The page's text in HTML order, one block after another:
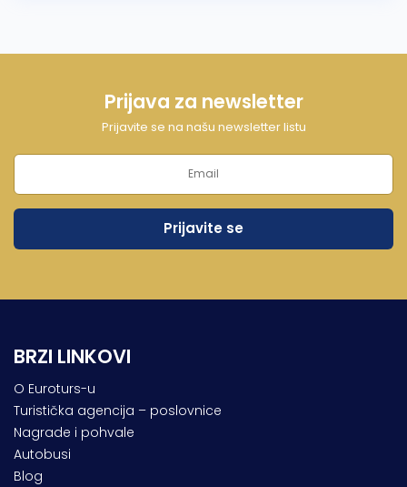
Prijava za newsletter
Prijavite se na našu newsletter listu
BRZI LINKOVI
O Euroturs-u
Turistička agencija – poslovnice
Nagrade i pohvale
Autobusi
Blog